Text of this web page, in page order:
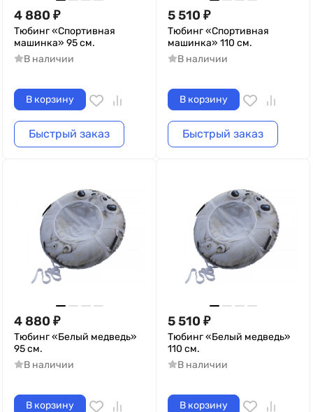
4 880 ₽
Тюбинг «Спортивная
машинка» 95 см.
В наличии
В корзину
Быстрый заказ
5 510 ₽
Тюбинг «Спортивная
машинка» 110 см.
В наличии
В корзину
Быстрый заказ
4 880 ₽
Тюбинг «Белый медведь»
95 см.
В наличии
В корзину
5 510 ₽
Тюбинг «Белый медведь»
110 см.
В наличии
В корзину